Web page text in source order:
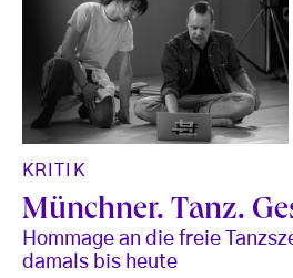
KRITIK
Münchner. Tanz.
Hommage an die freie
damals bis heute